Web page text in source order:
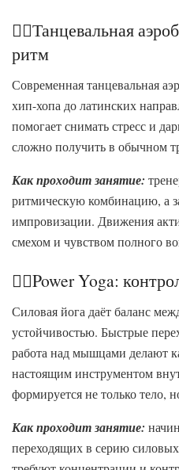
👯‍♀️Танцевальная
ритм
Современная танцевальная
хип-хопа до латинских
помогает снимать стресс и
сложно получить в обычном
Как проходит занятие:
ритмическую комбинацию, а
импровизации. Движения
смехом и чувством полного
🧘‍♀️Power Yoga:
Силовая йога даёт баланс
устойчивостью. Быстрые
работа над мышцами делают
настоящим инструментом
формируется не только тело,
Как проходит занятие:
переходящих в серию